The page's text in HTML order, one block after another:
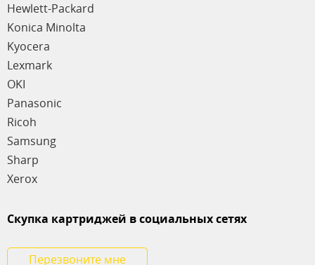
Hewlett-Packard
Konica Minolta
Kyocera
Lexmark
OKI
Panasonic
Ricoh
Samsung
Sharp
Xerox
Скупка картриджей в социальных сетях
Перезвоните мне